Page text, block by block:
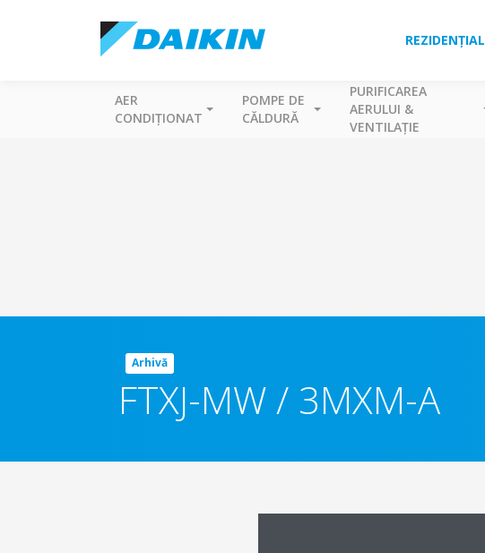
REZIDENȚIAL
AER
CONDIȚIONAT
POMPE DE
CĂLDURĂ
PURIFICAREA
AERULUI &
VENTILAȚIE
Arhivă
FTXJ-MW / 3MXM-A